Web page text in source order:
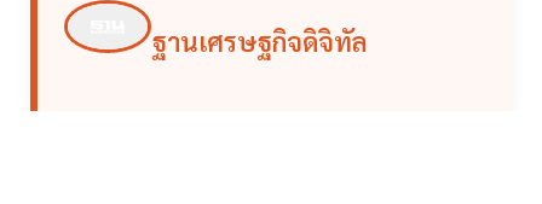
ฐานเศรษฐกิจดิจิทัล